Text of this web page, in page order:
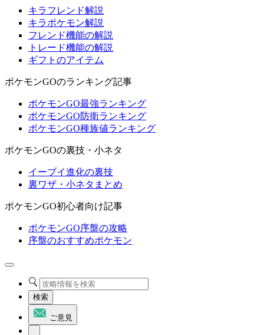
キラフレンド解説
キラポケモン解説
フレンド機能の解説
トレード機能の解説
ギフトのアイテム
ポケモンGOのランキング記事
ポケモンGO最強ランキング
ポケモンGO防衛ランキング
ポケモンGO種族値ランキング
ポケモンGOの裏技・小ネタ
イーブイ進化の裏技
裏ワザ・小ネタまとめ
ポケモンGO初心者向け記事
ポケモンGO序盤の攻略
序盤のおすすめポケモン
検索
ご意見